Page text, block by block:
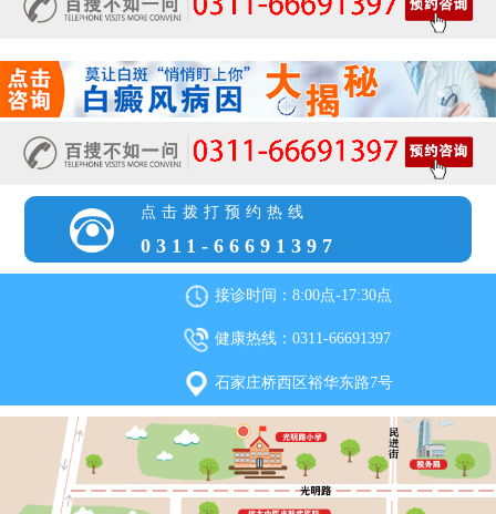
点击拨打预约热线
0311-66691397
接诊时间：8:00点-17:30点
健康热线：0311-66691397
石家庄桥西区裕华东路7号